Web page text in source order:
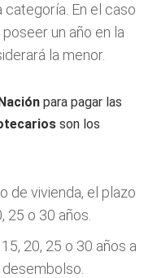
categoría. En el caso
un año en la
la menor.
para pagar las
son los
de vivienda, el plazo
25 o 30 años.
20, 25 o 30 años a